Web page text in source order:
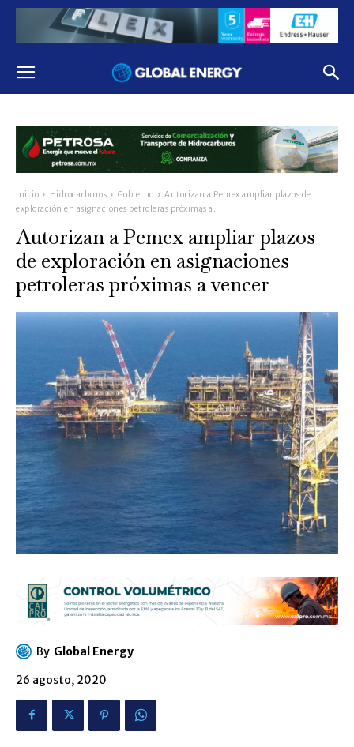
Inicio Hidrocarburos Gobierno
Autorizan a Pemex ampliar plazos de
exploración en asignaciones petroleras próximas a...
Autorizan a Pemex ampliar plazos
de exploración en asignaciones
petroleras próximas a vencer
By Global Energy
26 agosto, 2020